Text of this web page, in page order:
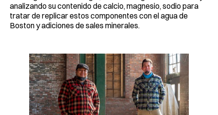
analizando su contenido de calcio, magnesio, sodio para
tratar de replicar estos componentes con el agua de
Boston y adiciones de sales minerales.